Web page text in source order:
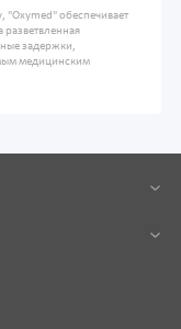
"Oxymed" обеспечивает
задержки,
медицинским